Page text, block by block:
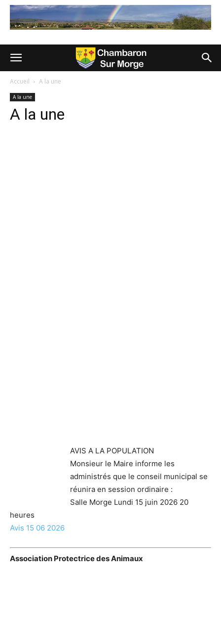
Accueil A la une
A la une
A la une
AVIS A LA POPULATION
Monsieur le Maire informe les
administrés que le conseil municipal se
réunira en session ordinaire :
Salle Morge Lundi 15 juin 2026 20
heures
Avis 15 06 2026
Association Protectrice des Animaux